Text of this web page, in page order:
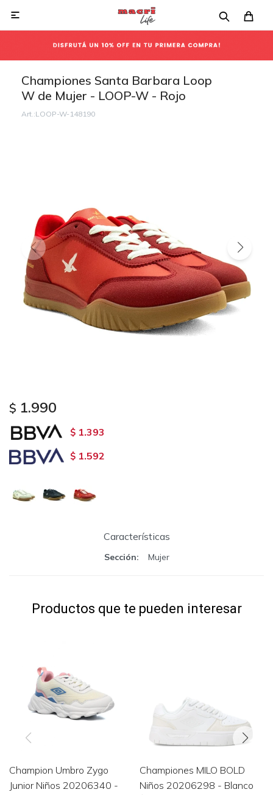

Championes Santa Barbara Loop
W de Mujer - LOOP-W - Rojo
LOOP-W-148190
$ 1.990
$ 1.393
$ 1.592
Características
Sección Mujer
Productos que te pueden interesar
Champion Umbro Zygo
Junior Niños 20206340 -
Championes MILO BOLD
Niños 20206298 - Blanco